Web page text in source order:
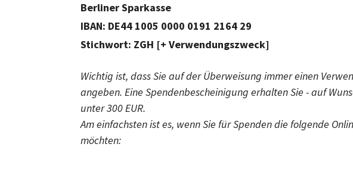
Berliner Sparkasse
IBAN: DE44 1005 0000 0191 2164 29
Stichwort: ZGH [+ Verwendungszweck]
Wichtig ist, dass Sie auf der Überweisung immer einen
angeben. Eine Spendenbescheinigung erhalten Sie - auf
unter 300 EUR.
Am einfachsten ist es, wenn Sie für Spenden die folgende
möchten: